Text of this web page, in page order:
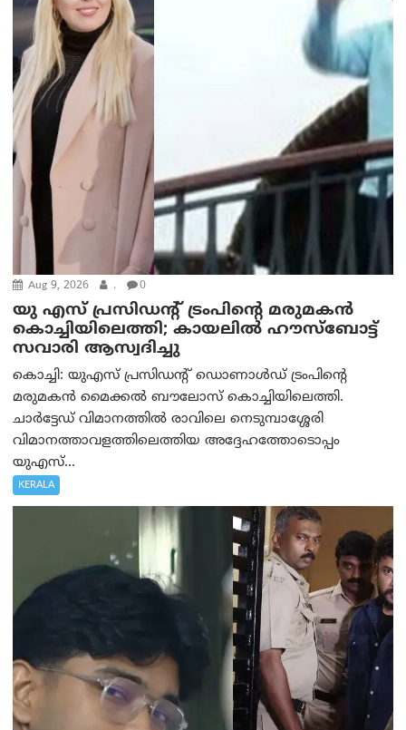
Aug 9, 2026 . 0
യു എസ് പ്രസിഡന്റ് ട്രംപിന്റെ മരുമകൻ
കൊച്ചിയിലെത്തി; കായലിൽ ഹൗസ്ബോട്ട്
സവാരി ആസ്വദിച്ചു
കൊച്ചി: യുഎസ് പ്രസിഡന്റ് ഡൊണാൾഡ് ട്രംപിന്റെ
മരുമകൻ മൈക്കൽ ബൗലോസ് കൊച്ചിയിലെത്തി.
ചാർട്ടേഡ് വിമാനത്തിൽ രാവിലെ നെടുമ്പാശ്ശേരി
വിമാനത്താവളത്തിലെത്തിയ അദ്ദേഹത്തോടൊപ്പം
യുഎസ്...
KERALA